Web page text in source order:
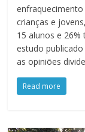
enfraquecimento
crianças e
15 alunos e
estudo
as opiniões
Read more